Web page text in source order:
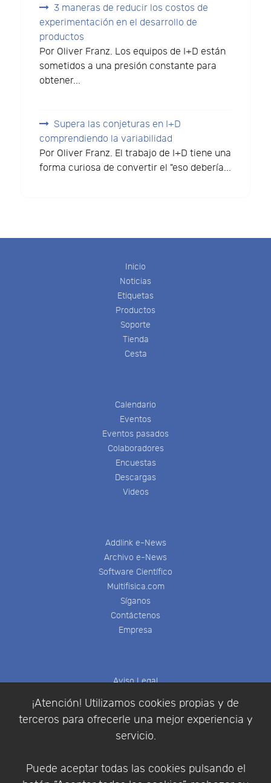
¡Atención! Utilizamos cookies propias y de
terceros para ofrecerle una mejor experiencia y
servicio.
Puede aceptar todas las cookies pulsando el
3 maneras de reducir los costos de
experimentación en el desarrollo de
productos
Por Oliver Franz. Los equipos de I+D están
sometidos a una presión constante para
obtener...
Supera las conjeturas en I+D
comprendiendo la variabilidad
Por Oliver Franz. El trabajo de I+D tiene una
forma curiosa de convertir el "eso debería...
Inicio
Noticias
Etiquetas
Productos
Soporte
Tienda
Cesta
Calendario
Eventos
Eventos pasados
Colaboradores
Encuestas
Descargas
Videos
Addlink e-News
Archivo e-News
Software Científico
Multifisica.com
Síganos
Contáctenos
Empresa
Aviso Legal
Política de Privacidad
Condiciones de compra
Identificarse